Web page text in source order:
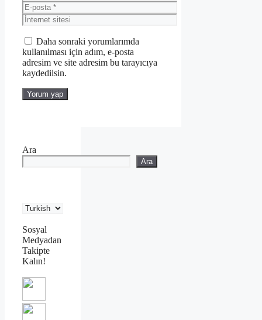
E-
posta
İnternet
sitesi
Daha sonraki yorumlarımda
kullanılması için adım, e-posta
adresim ve site adresim bu tarayıcıya
kaydedilsin.
Ara
Ara
Sosyal
Medyadan
Takipte
Kalın!